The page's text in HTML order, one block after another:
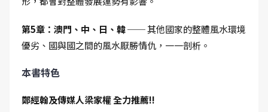
第5章：澳門、中、日、韓 ──其他國家的整體風水環境
優劣、國與國之間的風水厭勝情仇，一一剖析。
本書特色
鄭經翰及傳媒人梁家權 全力推薦!!